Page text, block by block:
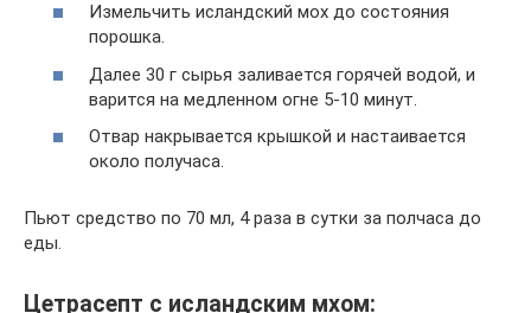
Измельчить исландский мох до состояния
порошка.
Далее 30 г сырья заливается горячей водой, и
варится на медленном огне 5-10 минут.
Отвар накрывается крышкой и настаивается
около получаса.
Пьют средство по 70 мл, 4 раза в сутки за полчаса до
еды.
Цетрасепт с исландским мхом: